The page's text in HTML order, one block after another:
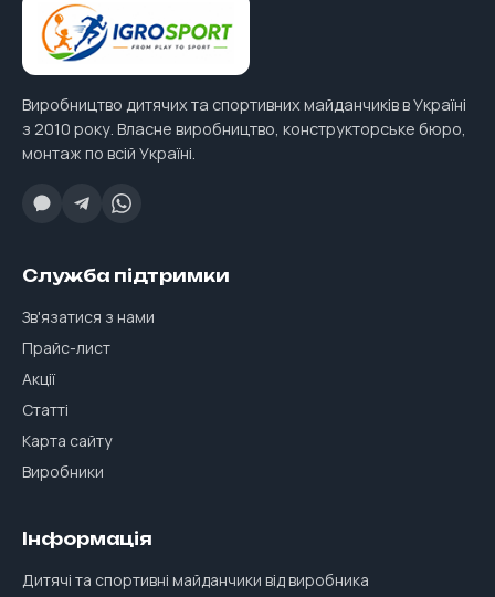
Виробництво дитячих та спортивних майданчиків в Україні
з 2010 року. Власне виробництво, конструкторське бюро,
монтаж по всій Україні.
Служба підтримки
Зв'язатися з нами
Прайс-лист
Акції
Статті
Карта сайту
Виробники
Інформація
Дитячі та спортивні майданчики від виробника